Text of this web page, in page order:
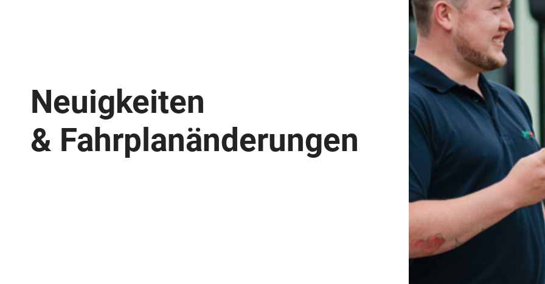
Neuigkeiten
& Fahrplan­änderungen